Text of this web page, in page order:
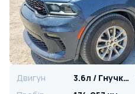
Двигун 3.6л / Гнучке паливо